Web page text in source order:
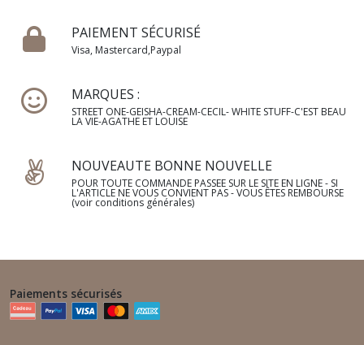
PAIEMENT SÉCURISÉ
Visa, Mastercard,Paypal
MARQUES :
STREET ONE-GEISHA-CREAM-CECIL- WHITE STUFF-C'EST BEAU
LA VIE-AGATHE ET LOUISE
NOUVEAUTE BONNE NOUVELLE
POUR TOUTE COMMANDE PASSEE SUR LE SITE EN LIGNE - SI
L'ARTICLE NE VOUS CONVIENT PAS - VOUS ÊTES REMBOURSE
(voir conditions générales)
Paiements sécurisés